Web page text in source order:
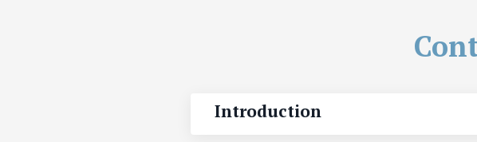
Introduction